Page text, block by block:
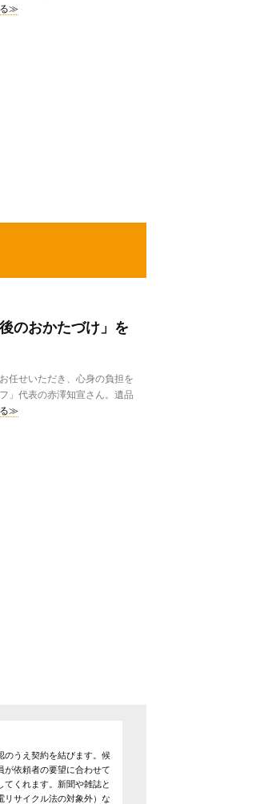
る≫
のおかたづけ」を
任せいただき、心身の負担を
」代表の赤澤知宣さん。遺品
る≫
のうえ契約を結びます。候
が依頼者の要望に合わせて
てくれます。新聞や雑誌と
リサイクル法の対象外）な